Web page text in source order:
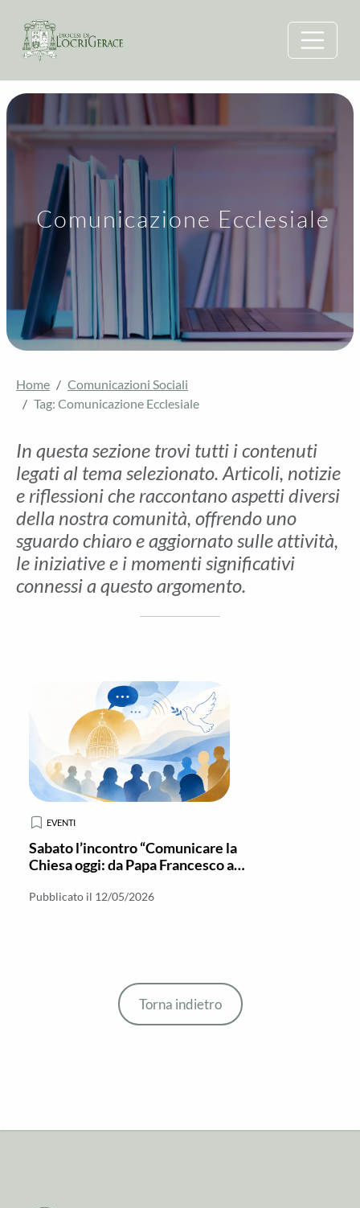
Comunicazione Ecclesiale
Home
Comunicazioni Sociali
Tag: Comunicazione Ecclesiale
In questa sezione trovi tutti i contenuti
legati al tema selezionato. Articoli, notizie
e riflessioni che raccontano aspetti diversi
della nostra comunità, offrendo uno
sguardo chiaro e aggiornato sulle attività,
le iniziative e i momenti significativi
connessi a questo argomento.
EVENTI
Sabato l’incontro “Comunicare la
Chiesa oggi: da Papa Francesco a
Pubblicato il 12/05/2026
Torna indietro